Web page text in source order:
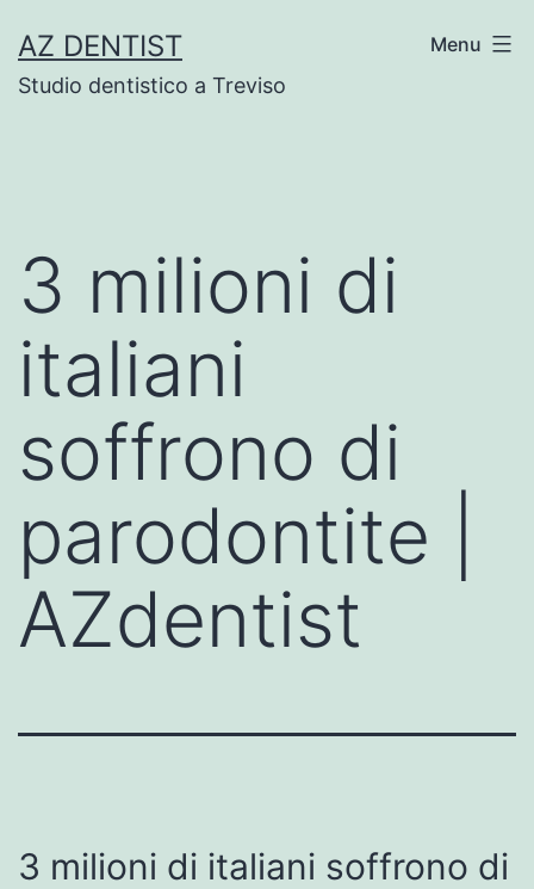
to
content
AZ DENTIST
Studio dentistico a Treviso
Menu
3 milioni di
italiani
soffrono di
parodontite |
AZdentist
3 milioni di italiani soffrono di